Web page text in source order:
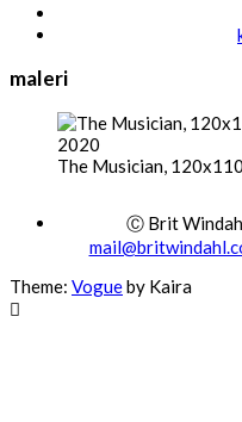
maleri
The Musician,
Ⓒ Brit
Theme: Vogueby Kaira